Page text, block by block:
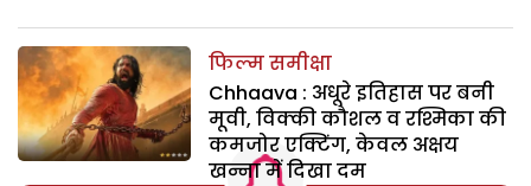
फिल्म समीक्षा
Chhaava : अधूरे इतिहास पर बनी
मूवी, विक्की कौशल व रश्मिका की
कमजोर एक्टिंग, केवल अक्षय
खन्ना में दिखा दम